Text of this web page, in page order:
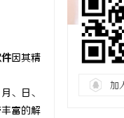
因其精
、日、
富的解
加